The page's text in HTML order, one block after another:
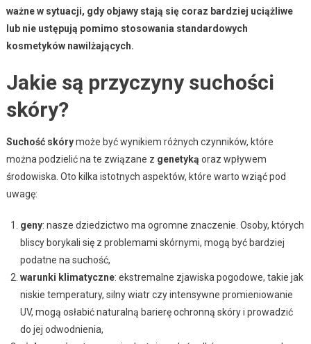
ważne w sytuacji, gdy objawy stają się coraz bardziej uciążliwe
lub nie ustępują pomimo stosowania standardowych
kosmetyków nawilżających.
Jakie są przyczyny suchości
skóry?
Suchość skórymoże być wynikiem różnych czynników, które
można podzielić na te związane z genetyką oraz wpływem
środowiska. Oto kilka istotnych aspektów, które warto wziąć pod
uwagę:
geny: nasze dziedzictwo ma ogromne znaczenie. Osoby, których
bliscy borykali się z problemami skórnymi, mogą być bardziej
podatne na suchość,
warunki klimatyczne: ekstremalne zjawiska pogodowe, takie jak
niskie temperatury, silny wiatr czy intensywne promieniowanie
UV, mogą osłabić naturalną barierę ochronną skóry i prowadzić
do jej odwodnienia,